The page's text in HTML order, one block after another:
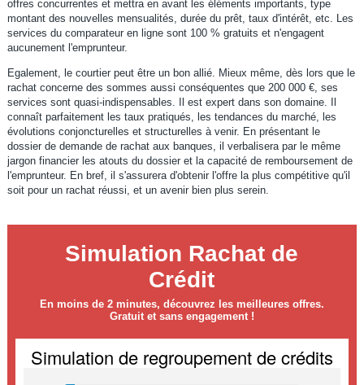
offres concurrentes et mettra en avant les éléments importants, type
montant des nouvelles mensualités, durée du prêt, taux d'intérêt, etc. Les
services du comparateur en ligne sont 100 % gratuits et n'engagent
aucunement l'emprunteur.
Egalement, le courtier peut être un bon allié. Mieux même, dès lors que le
rachat concerne des sommes aussi conséquentes que 200 000 €, ses
services sont quasi-indispensables. Il est expert dans son domaine. Il
connaît parfaitement les taux pratiqués, les tendances du marché, les
évolutions conjoncturelles et structurelles à venir. En présentant le
dossier de demande de rachat aux banques, il verbalisera par le même
jargon financier les atouts du dossier et la capacité de remboursement de
l'emprunteur. En bref, il s'assurera d'obtenir l'offre la plus compétitive qu'il
soit pour un rachat réussi, et un avenir bien plus serein.
Simulation Rachat de
Crédit
En moins de 2 minutes, découvrez les meilleures offres.
Gratuit et sans engagement !